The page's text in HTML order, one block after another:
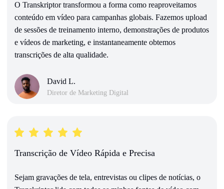
O Transkriptor transformou a forma como reaproveitamos
conteúdo em vídeo para campanhas globais. Fazemos upload
de sessões de treinamento interno, demonstrações de produtos
e vídeos de marketing, e instantaneamente obtemos
transcrições de alta qualidade.
David L.
Diretor de Marketing Digital
Transcrição de Vídeo Rápida e Precisa
Sejam gravações de tela, entrevistas ou clipes de notícias, o